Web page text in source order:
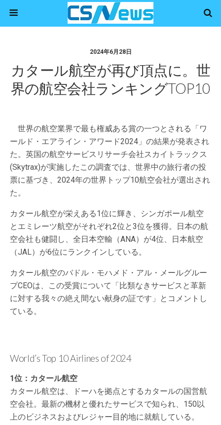
2024年6月28日
カタール航空が再び頂点に。世
界の航空会社ランキングTOP10
世界の航空業界で最も権威ある賞の一つとされる「ワ
ールド・エアライン・アワード2024」の結果が発表され
た。英国の航空サービスリサーチ会社スカイトラックス
(Skytrax)が実施したこの調査では、世界中の旅行者の投
票に基づき、2024年の世界トップ10航空会社が選出され
た。
カタール航空が栄えある1位に輝き、シンガポール航空
とエミレーツ航空がそれぞれ2位と3位を獲得。日本の航
空会社も健闘し、全日本空輸（ANA）が4位、日本航空
（JAL）が6位にランクインしている。
カタール航空のバドル・モハメド・アル・メールグルー
プCEOは、この受賞について「比類なきサービスと革新
に対する我々の絶え間ない献身の証です」とコメントし
ている。
World’s Top 10 Airlines of 2024
1位：カタール航空
カタール航空は、ドーハを拠点とするカタールの国営航
空会社。最新の機材と優れたサービスで知られ、150以
上のビジネスおよびレジャー目的地に就航している。